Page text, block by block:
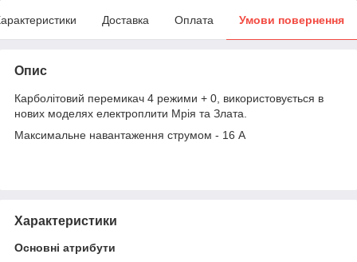
Доставка Оплата Умови повернення
Опис
Карболітовий перемикач 4 режими + 0, використовується в
нових моделях електроплити Мрія та Злата.
Максимальне навантаження струмом - 16 А
Характеристики
Основні атрибути